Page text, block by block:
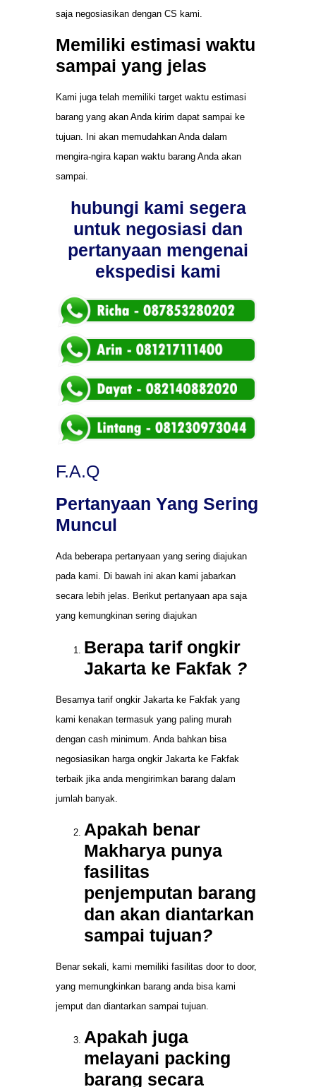
saja negosiasikan dengan CS kami.
Memiliki estimasi waktu
sampai yang jelas
Kami juga telah memiliki target waktu estimasi
barang yang akan Anda kirim dapat sampai ke
tujuan. Ini akan memudahkan Anda dalam
mengira-ngira kapan waktu barang Anda akan
sampai.
hubungi kami segera
untuk negosiasi dan
pertanyaan mengenai
ekspedisi kami
F.A.Q
Pertanyaan Yang Sering
Muncul
Ada beberapa pertanyaan yang sering diajukan
pada kami. Di bawah ini akan kami jabarkan
secara lebih jelas. Berikut pertanyaan apa saja
yang kemungkinan sering diajukan
Berapa tarif ongkir
Jakarta ke Fakfak ?
Besarnya tarif ongkir Jakarta ke Fakfak yang
kami kenakan termasuk yang paling murah
dengan cash minimum. Anda bahkan bisa
negosiasikan harga ongkir Jakarta ke Fakfak
terbaik jika anda mengirimkan barang dalam
jumlah banyak.
Apakah benar
Makharya punya
fasilitas
penjemputan barang
dan akan diantarkan
sampai tujuan?
Benar sekali, kami memiliki fasilitas door to door,
yang memungkinkan barang anda bisa kami
jemput dan diantarkan sampai tujuan.
Apakah juga
melayani packing
barang secara